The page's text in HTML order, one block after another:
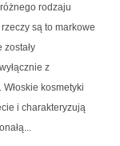
rodzaju
są to markowe
zostały
z
kosmetyki
i charakteryzują